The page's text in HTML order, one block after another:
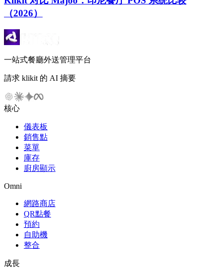
（2026）
一站式餐廳外送管理平台
請求 klikit 的 AI 摘要
核心
儀表板
銷售點
菜單
庫存
廚房顯示
Omni
網路商店
QR點餐
預約
自助機
整合
成長